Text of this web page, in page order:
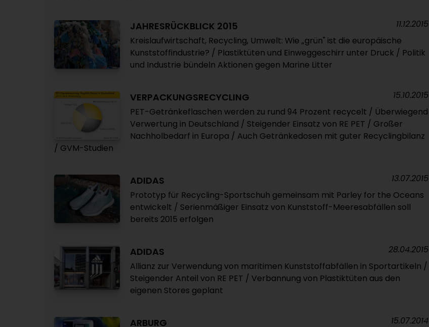
JAHRESRÜCKBLICK 2015
Kreislaufwirtschaft, Recycling, Umwelt: Wie „grün" ist die europäische
Kunststoffindustrie? / Plastiktüten und Einweggeschirr unter Druck / Politik
und Industrie bündeln Aktionen gegen Marine Litter
11.12.2015
VERPACKUNGSRECYCLING
PET-Getränkeflaschen werden zu rund 94 Prozent recycelt / Überwiegend
Verwertung in Deutschland / Steigender Einsatz von RE PET / Großer
Nachholbedarf in Europa / Auch Getränkedosen mit guter Recyclingbilanz
/ GVM-Studien
15.10.2015
ADIDAS
Prototyp für Recycling-Sportschuh gemeinsam mit Parley for the Oceans
entwickelt / Serienmäßiger Einsatz von Kunststoff-Meeresabfällen soll
bereits 2015 erfolgen
13.07.2015
ADIDAS
Allianz zur Verwendung von maritimen Kunststoffabfällen in Sportartikeln /
Steigender Anteil von RE PET / Verbannung von Plastiktüten aus den
eigenen Stores geplant
28.04.2015
ARBURG 15.07.2014